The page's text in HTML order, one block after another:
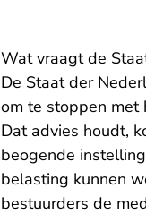
Wat vraagt de
De Staat der
om te stoppen met
Dat advies houdt,
beogende
belasting kunnen
bestuurders de